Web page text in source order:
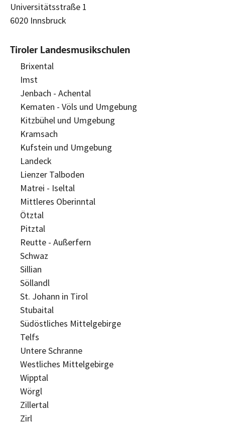
Universitätsstraße 1
6020 Innsbruck
Tiroler Landesmusikschulen
Brixental
Imst
Jenbach - Achental
Kematen - Völs und Umgebung
Kitzbühel und Umgebung
Kramsach
Kufstein und Umgebung
Landeck
Lienzer Talboden
Matrei - Iseltal
Mittleres Oberinntal
Ötztal
Pitztal
Reutte - Außerfern
Schwaz
Sillian
Söllandl
St. Johann in Tirol
Stubaital
Südöstliches Mittelgebirge
Telfs
Untere Schranne
Westliches Mittelgebirge
Wipptal
Wörgl
Zillertal
Zirl